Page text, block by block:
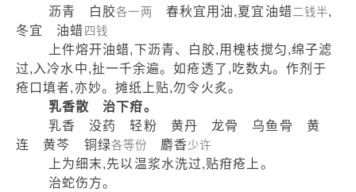
沥青 白胶各一两 春秋宜用油,夏宜油蜡二钱半,
冬宜 油蜡 四钱
上件熔开油蜡,下沥青、白胶,用槐枝搅匀,绵子滤
过,入冷水中,扯一千余遍。如疮透了,吃数丸。作剂于
疮口填者,亦妙。摊纸上贴,勿令火炙。
乳香散 治下疳。
乳香 没药 轻粉 黄丹 龙骨 乌鱼骨 黄
连 黄芩 铜绿各等份 麝香少许
上为细末,先以温浆水洗过,贴疳疮上。
治蛇伤方。